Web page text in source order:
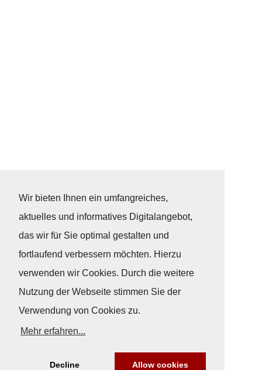
Wir bieten Ihnen ein umfangreiches,
aktuelles und informatives Digitalangebot,
das wir für Sie optimal gestalten und
fortlaufend verbessern möchten. Hierzu
verwenden wir Cookies. Durch die weitere
Nutzung der Webseite stimmen Sie der
Verwendung von Cookies zu.
Mehr erfahren...
Decline Allow cookies